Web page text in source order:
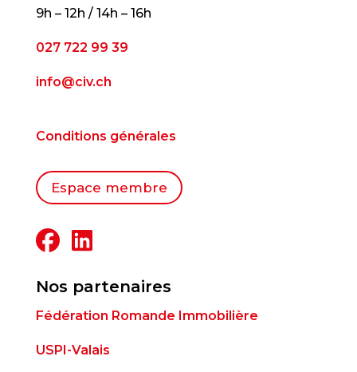
9h – 12h / 14h – 16h
027 722 99 39
info@civ.ch
Conditions générales
Espace membre
Nos partenaires
Fédération Romande Immobilière
USPI-Valais